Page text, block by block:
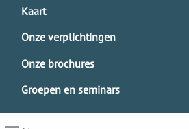
Kaart
Onze verplichtingen
Onze brochures
Groepen en seminars